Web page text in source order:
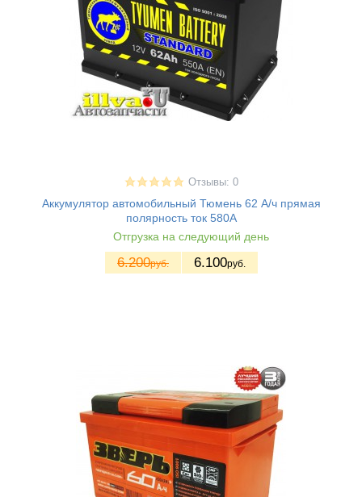
Отзывы: 0
Аккумулятор автомобильный Тюмень 62 А/ч прямая
полярность ток 580A
Отгрузка на следующий день
6.200руб. 6.100руб.